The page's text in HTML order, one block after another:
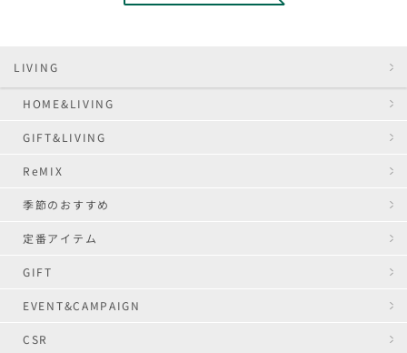
LIVING
HOME&LIVING
GIFT&LIVING
ReMIX
季節のおすすめ
定番アイテム
GIFT
EVENT&CAMPAIGN
CSR